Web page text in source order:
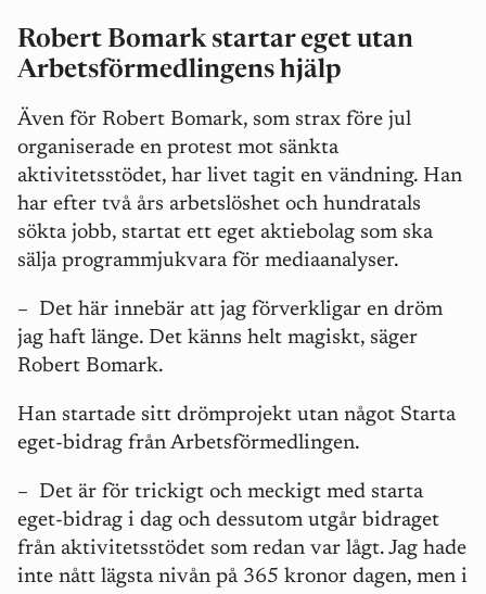
Robert Bomark startar eget utan
Arbetsförmedlingens hjälp
Även för Robert Bomark, som strax före jul
organiserade en protest mot sänkta
aktivitetsstödet, har livet tagit en vändning. Han
har efter två års arbetslöshet och hundratals
sökta jobb, startat ett eget aktiebolag som ska
sälja programmjukvara för mediaanalyser.
– Det här innebär att jag förverkligar en dröm
jag haft länge. Det känns helt magiskt, säger
Robert Bomark.
Han startade sitt drömprojekt utan något Starta
eget-bidrag från Arbetsförmedlingen.
– Det är för trickigt och meckigt med starta
eget-bidrag i dag och dessutom utgår bidraget
från aktivitetsstödet som redan var lågt. Jag hade
inte nått lägsta nivån på 365 kronor dagen, men i